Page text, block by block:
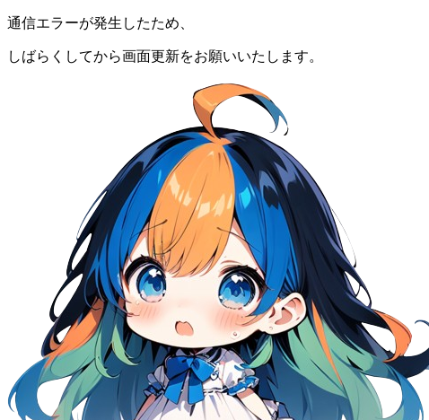
通信エラーが発生したため、
しばらくしてから画面更新をお願いいたします。